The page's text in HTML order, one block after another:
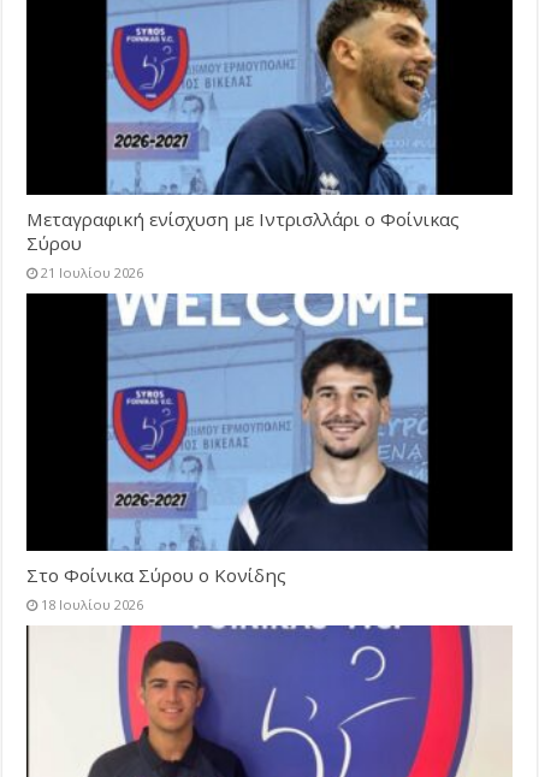
Μεταγραφική ενίσχυση με Ιντρισλλάρι ο Φοίνικας
Σύρου
21 Ιουλίου 2026
Στο Φοίνικα Σύρου ο Κονίδης
18 Ιουλίου 2026